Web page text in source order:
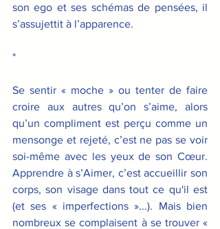
son ego et ses schémas de pensées, il
s’assujettit à l’apparence.
*
Se sentir « moche » ou tenter de faire
croire aux autres qu’on s’aime, alors
qu’un compliment est perçu comme un
mensonge et rejeté, c’est ne pas se voir
soi-même avec les yeux de son Cœur.
Apprendre à s’Aimer, c’est accueillir son
corps, son visage dans tout ce qu'il est
(et ses « imperfections »...). Mais bien
nombreux se complaisent à se trouver «